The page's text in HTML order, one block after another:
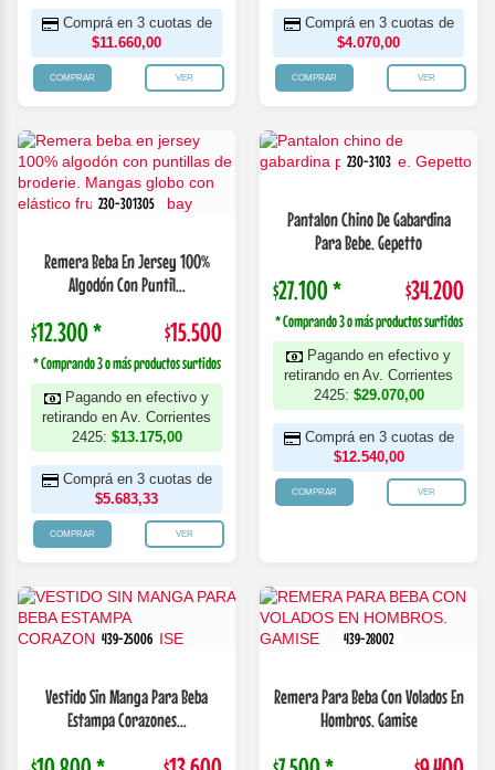
Comprá en 3 cuotas de
$11.660,00
COMPRAR VER
Comprá en 3 cuotas de
$4.070,00
COMPRAR VER
230-301305
Remera Beba En Jersey 100%
Algodón Con Puntil...
$12.300 * $15.500
* Comprando 3 o más productos surtidos
Pagando en efectivo y
retirando en Av. Corrientes
2425: $13.175,00
Comprá en 3 cuotas de
$5.683,33
COMPRAR VER
230-3103
Pantalon Chino De Gabardina
Para Bebe. Gepetto
$27.100 * $34.200
* Comprando 3 o más productos surtidos
Pagando en efectivo y
retirando en Av. Corrientes
2425: $29.070,00
Comprá en 3 cuotas de
$12.540,00
COMPRAR VER
439-25006
Vestido Sin Manga Para Beba
Estampa Corazones...
439-28002
Remera Para Beba Con Volados En
Hombros. Gamise